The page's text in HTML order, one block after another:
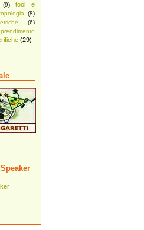
(9)
tool e
(8)
(6)
(29)